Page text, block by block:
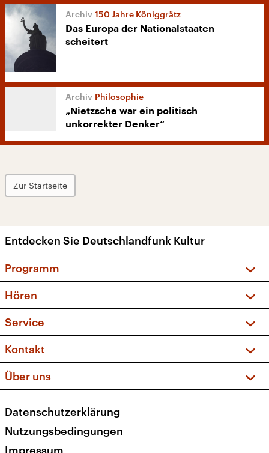
150 Jahre Königgrätz
Das Europa der Nationalstaaten
scheitert
Philosophie
„Nietzsche war ein politisch
unkorrekter Denker“
Zur Startseite
Entdecken Sie Deutschlandfunk Kultur
Programm
Sendungen und Podcasts
Musikliste
Kakadu – Das Kinderprogramm
Hören
Frequenzen (UKW + DAB+)
Service
FAQ
Apps
Newsletter
Veranstaltungen
Kontakt
Social Media
Über uns
Presse
Karriere
Datenschutzerklärung
Nutzungsbedingungen
Impressum